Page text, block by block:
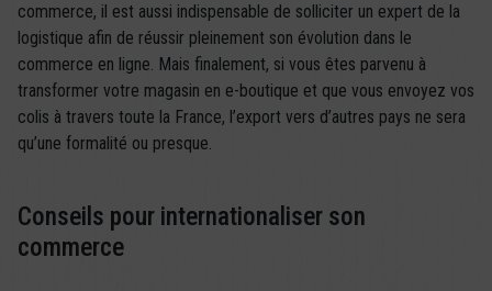
commerce, il est aussi indispensable de solliciter un expert de la
logistique afin de réussir pleinement son évolution dans le
commerce en ligne. Mais finalement, si vous êtes parvenu à
transformer votre magasin en e-boutique et que vous envoyez vos
colis à travers toute la France, l’export vers d’autres pays ne sera
qu’une formalité ou presque.
Conseils pour internationaliser son
commerce